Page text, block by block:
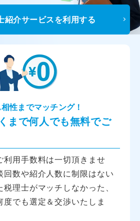
紹介サービスを利用する
性までマッチング！
まで何人でも無料でご
利用手数料は一切頂きませ
回数や紹介人数に制限はない
理士がマッチしなかった、
度でも選定＆交渉いたしま